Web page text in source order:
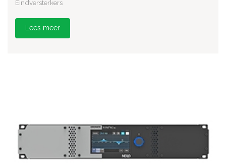
Eindversterkers
Lees meer